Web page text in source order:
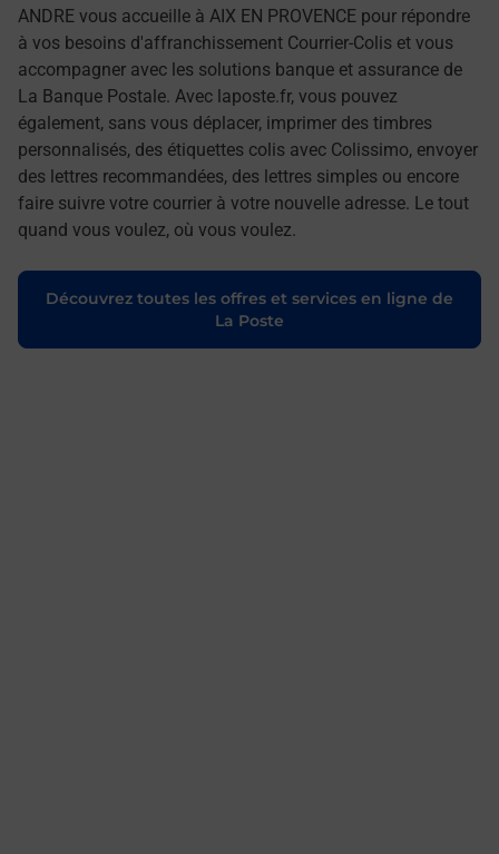
ANDRE vous accueille à AIX EN PROVENCE pour répondre
à vos besoins d'affranchissement Courrier-Colis et vous
accompagner avec les solutions banque et assurance de
La Banque Postale. Avec laposte.fr, vous pouvez
également, sans vous déplacer, imprimer des timbres
personnalisés, des étiquettes colis avec Colissimo, envoyer
des lettres recommandées, des lettres simples ou encore
faire suivre votre courrier à votre nouvelle adresse. Le tout
quand vous voulez, où vous voulez.
Découvrez toutes les offres et services en ligne de
La Poste